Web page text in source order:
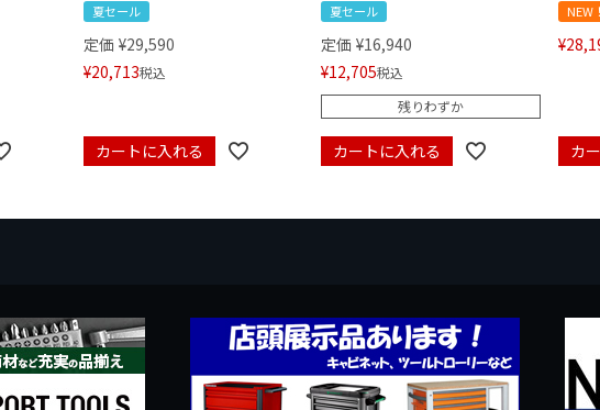
夏セール
定価 ¥29,590
¥20,713税込
カートに入れる
夏セール
定価 ¥16,940
¥12,705税込
残りわずか
カートに入れる
NEW
¥
カ